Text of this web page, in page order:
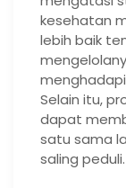
kesehatan
lebih baik
Selain itu,
dapat
satu sama
saling peduli.